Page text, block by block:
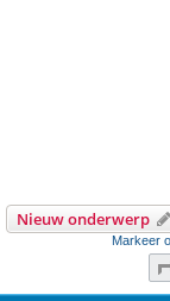
Nieuw onderwerp
Markeer